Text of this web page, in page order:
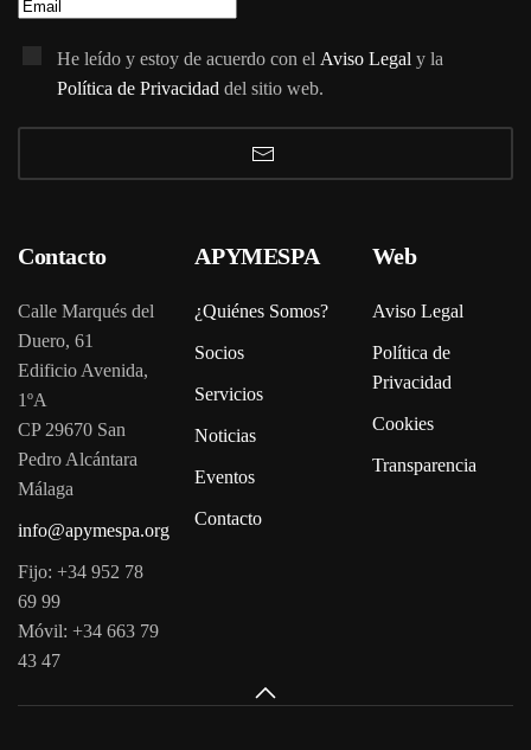
He leído y estoy de acuerdo con el Aviso Legal y la
Política de Privacidad del sitio web.
Contacto
Calle Marqués del
Duero, 61
Edificio Avenida,
1ºA
CP 29670 San
Pedro Alcántara
Málaga
info@apymespa.org
Fijo: +34 952 78
69 99
Móvil: +34 663 79
43 47
APYMESPA
¿Quiénes Somos?
Socios
Servicios
Noticias
Eventos
Contacto
Web
Aviso Legal
Política de
Privacidad
Cookies
Transparencia